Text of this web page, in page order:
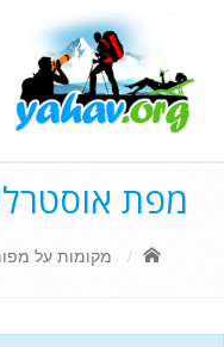
מפת
מקומות על